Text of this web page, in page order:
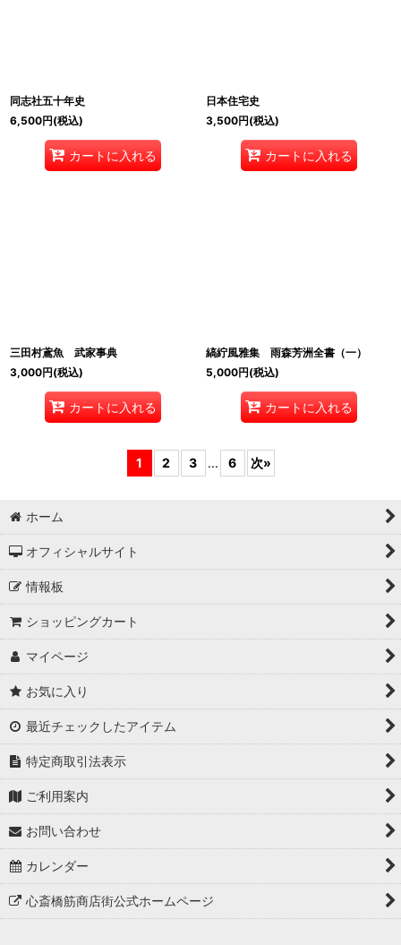
同志社五十年史
6,500円(税込)
カートに入れる
日本住宅史
3,500円(税込)
カートに入れる
三田村鳶魚 武家事典
3,000円(税込)
カートに入れる
縞紵風雅集 雨森芳洲全書（一）
5,000円(税込)
カートに入れる
1 2 3 ... 6 次»
ホーム
オフィシャルサイト
情報板
ショッピングカート
マイページ
お気に入り
最近チェックしたアイテム
特定商取引法表示
ご利用案内
お問い合わせ
カレンダー
心斎橋筋商店街公式ホームページ